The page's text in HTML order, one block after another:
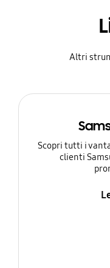
Altri
Scopri tutti i
clienti